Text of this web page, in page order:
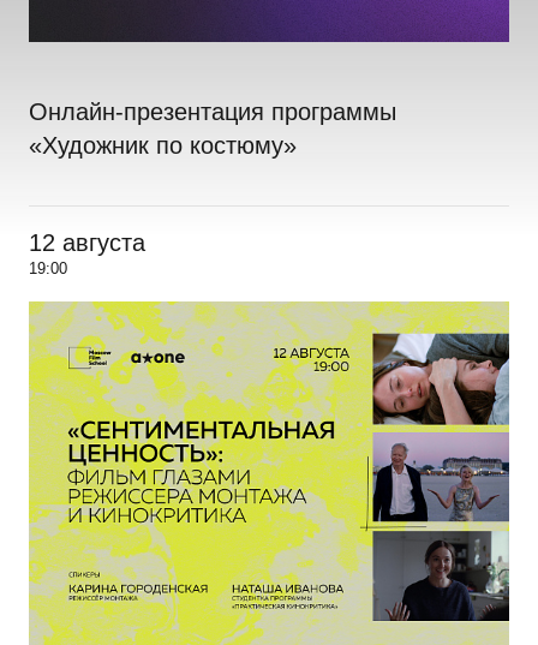
Онлайн-презентация программы
«Художник по костюму»
12 августа
19:00